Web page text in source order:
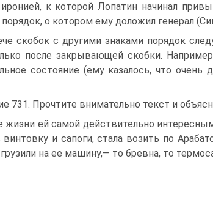
иронией, к которой Лопатин начинал
о котором ему доложил генерал
скобок с другими знаками порядок
после закрывающей скобки.
состояние (ему казалось, что
731. Прочтите внимательно текст и
жизни ей самой действительно
винтовку и сапоги, стала возить по
на ее машину,— то бревна, то